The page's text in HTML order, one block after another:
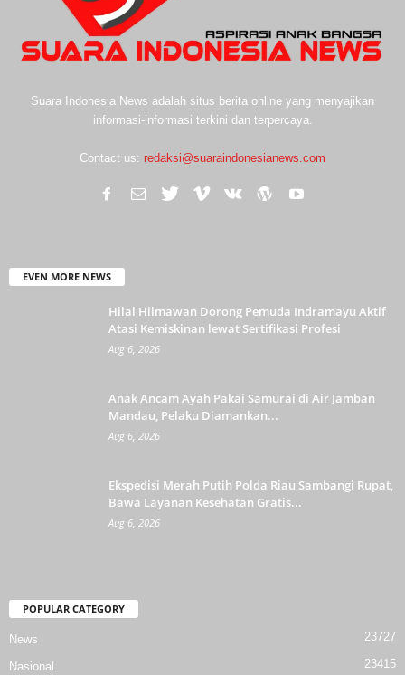
Suara Indonesia News adalah situs berita online yang menyajikan
informasi-informasi terkini dan terpercaya.
Contact us: redaksi@suaraindonesianews.com
EVEN MORE NEWS
Hilal Hilmawan Dorong Pemuda Indramayu Aktif
Atasi Kemiskinan lewat Sertifikasi Profesi
Aug 6, 2026
Anak Ancam Ayah Pakai Samurai di Air Jamban
Mandau, Pelaku Diamankan...
Aug 6, 2026
Ekspedisi Merah Putih Polda Riau Sambangi Rupat,
Bawa Layanan Kesehatan Gratis...
Aug 6, 2026
POPULAR CATEGORY
News 23727
Nasional 23415